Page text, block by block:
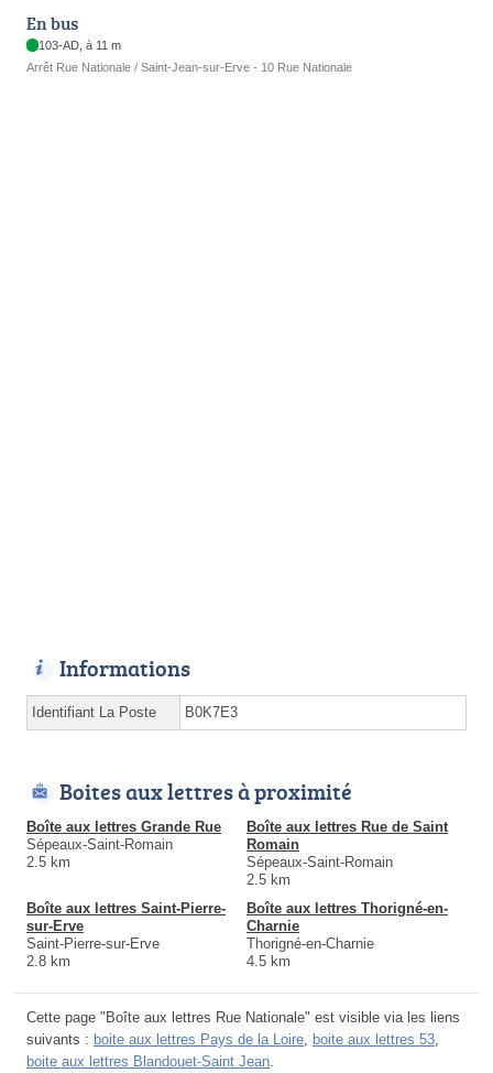
En bus
103-AD, à 11 m
Arrêt Rue Nationale / Saint-Jean-sur-Erve - 10 Rue Nationale
Informations
Identifiant La Poste B0K7E3
Boites aux lettres à proximité
Boîte aux lettres Grande Rue
Sépeaux-Saint-Romain
2.5 km
Boîte aux lettres Rue de Saint
Romain
Sépeaux-Saint-Romain
2.5 km
Boîte aux lettres Saint-Pierre-
sur-Erve
Saint-Pierre-sur-Erve
2.8 km
Boîte aux lettres Thorigné-en-
Charnie
Thorigné-en-Charnie
4.5 km
Cette page "Boîte aux lettres Rue Nationale" est visible via les liens
suivants : boite aux lettres Pays de la Loire, boite aux lettres 53,
boite aux lettres Blandouet-Saint Jean.